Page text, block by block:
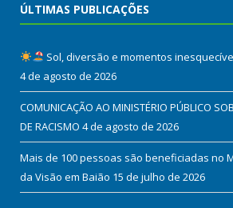
ÚLTIMAS PUBLICAÇÕES
Sol, diversão e momentos
4 de agosto de 2026
COMUNICAÇÃO AO MINISTÉRIO PÚBLICO
DE RACISMO 4 de agosto de 2026
Mais de 100 pessoas são beneficiadas no
da Visão em Baião 15 de julho de 2026